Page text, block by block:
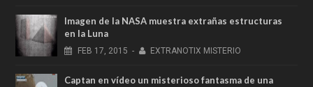
Imagen de la NASA muestra extrañas estructuras
en la Luna
FEB 17, 2015 - EXTRANOTIX MISTERIO
Captan en vídeo un misterioso fantasma de una